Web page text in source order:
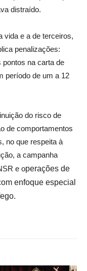
distraído.
vida e a de terceiros,
penalizações:
pontos na carta de
período de um a 12
do risco de
de comportamentos
no que respeita à
a campanha
e operações de
enfoque especial